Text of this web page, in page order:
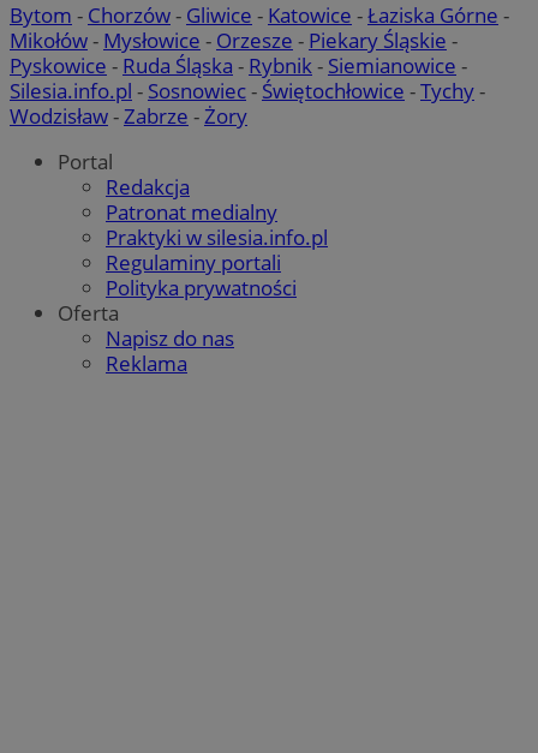
Bytom - Chorzów- Gliwice - Katowice -Łaziska Górne -
Mikołów- Mysłowice - Orzesze - Piekary Śląskie -
Pyskowice - Ruda Śląska - Rybnik- Siemianowice -
Silesia.info.pl - Sosnowiec- Świętochłowice -Tychy-
Wodzisław-Zabrze -Żory
Portal
Redakcja
Patronat medialny
Praktyki w silesia.info.pl
Regulaminy portali
Polityka prywatności
Oferta
Napisz do nas
Reklama